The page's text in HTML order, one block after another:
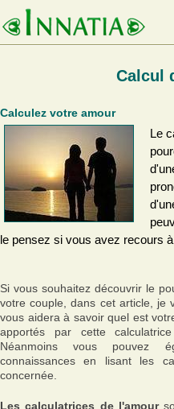
Calcul
Calculez votre amour
Le
le pensez si vous avez recours
Si vous souhaitez découvrir le
votre couple, dans cet article, je
vous aidera à savoir quel est
apportés par cette
Néanmoins vous pouvez
connaissances en lisant les
concernée.
Les calculatrices de l'amour